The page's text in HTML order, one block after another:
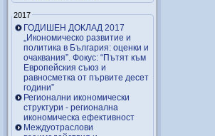
2017
ГОДИШЕН ДОКЛАД 2017
„Икономическо развитие и
политика в България: оценки и
очаквания”. Фокус: “Пътят към
Европейския съюз и
равносметка от първите десет
години”
Регионални икономически
структури - регионална
икономическа ефективност
Междуотраслови